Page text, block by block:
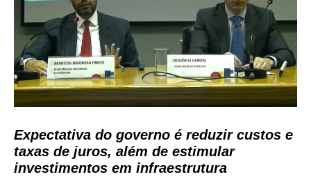
Expectativa do governo é reduzir custos e
taxas de juros, além de estimular
investimentos em infraestrutura